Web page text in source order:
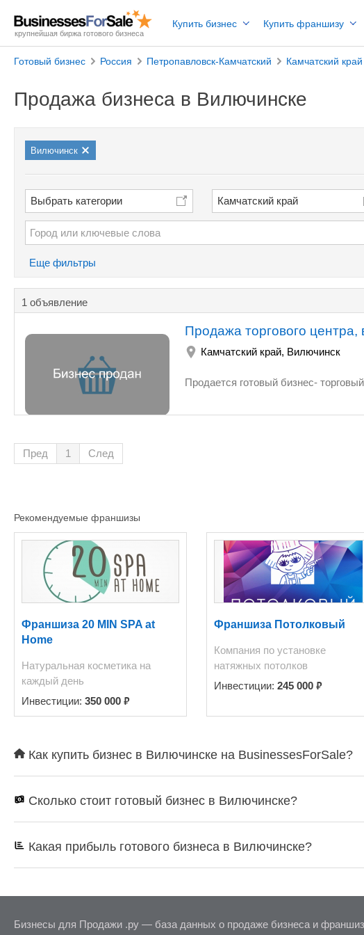
крупнейшая биржа готового бизнеса
Купить бизнес Купить франшизу
Готовый бизнес Россия Петропавловск-Камчатский Камчатский край
Продажа бизнеса в Вилючинске
Вилючинск
Выбрать категории Камчатский край
Еще фильтры
1 объявление
Продажа торгового центра,
Камчатский край, Вилючинск
Пред 1 След
Рекомендуемые франшизы
Франшиза 20 MIN SPA at
Home
Натуральная косметика на
каждый день
Инвестиции: 350 000 ₽
Франшиза Потолковый
Компания по установке
натяжных потолков
Инвестиции:245 000₽
Как купить бизнес в Вилючинске на BusinessesForSale?
Сколько стоит готовый бизнес в Вилючинске?
Какая прибыль готового бизнеса в Вилючинске?
Бизнесы для Продажи .ру — база данных о продаже бизнеса и